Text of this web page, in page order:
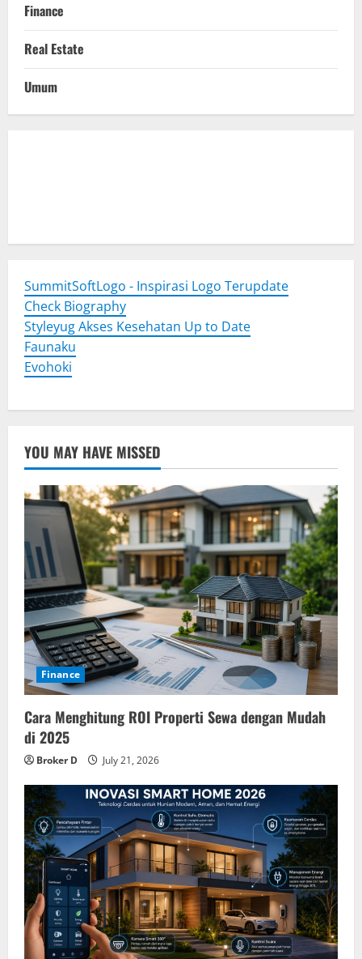
Finance
Real Estate
Umum
SummitSoftLogo - Inspirasi Logo Terupdate
Check Biography
Styleyug Akses Kesehatan Up to Date
Faunaku
Evohoki
YOU MAY HAVE MISSED
Finance
Cara Menghitung ROI Properti Sewa dengan Mudah
di 2025
Broker D July 21, 2026